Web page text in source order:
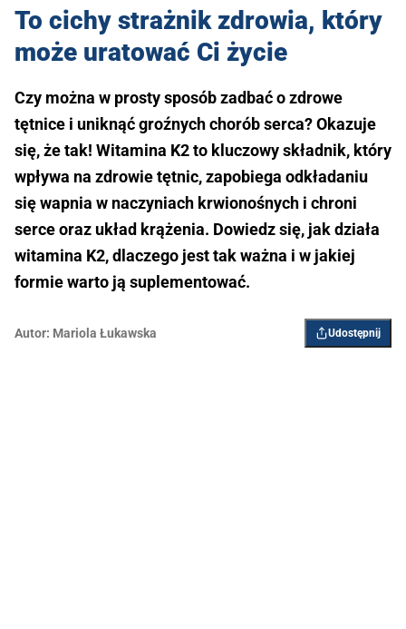
To cichy strażnik zdrowia, który
może uratować Ci życie
Czy można w prosty sposób zadbać o zdrowe
tętnice i uniknąć groźnych chorób serca? Okazuje
się, że tak! Witamina K2 to kluczowy składnik, który
wpływa na zdrowie tętnic, zapobiega odkładaniu
się wapnia w naczyniach krwionośnych i chroni
serce oraz układ krążenia. Dowiedz się, jak działa
witamina K2, dlaczego jest tak ważna i w jakiej
formie warto ją suplementować.
Autor: Mariola Łukawska Udostępnij